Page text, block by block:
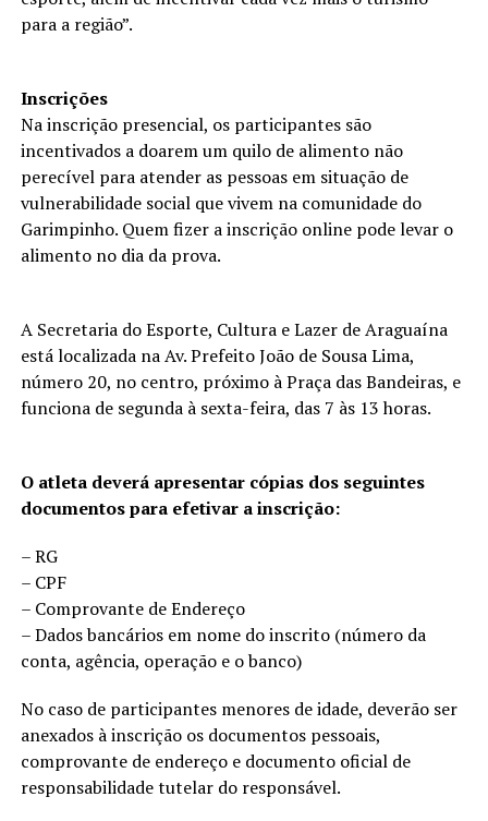
para a região”.
Inscrições
Na inscrição presencial, os participantes são
incentivados a doarem um quilo de alimento não
perecível para atender as pessoas em situação de
vulnerabilidade social que vivem na comunidade do
Garimpinho. Quem fizer a inscrição online pode levar o
alimento no dia da prova.
A Secretaria do Esporte, Cultura e Lazer de Araguaína
está localizada na Av. Prefeito João de Sousa Lima,
número 20, no centro, próximo à Praça das Bandeiras, e
funciona de segunda à sexta-feira, das 7 às 13 horas.
O atleta deverá apresentar cópias dos seguintes
documentos para efetivar a inscrição:
– RG
– CPF
– Comprovante de Endereço
– Dados bancários em nome do inscrito (número da
conta, agência, operação e o banco)
No caso de participantes menores de idade, deverão ser
anexados à inscrição os documentos pessoais,
comprovante de endereço e documento oficial de
responsabilidade tutelar do responsável.